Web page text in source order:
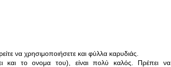
να χρησιμοποιήσετε και φύλλα καρυδιάς.
και το ονομα του), είναι πολύ καλός. Πρέπει να